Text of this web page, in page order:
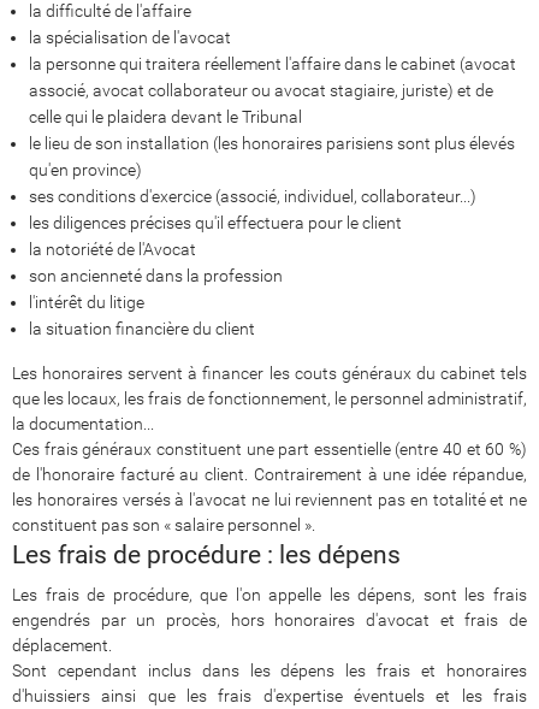
la difficulté de l'affaire
la spécialisation de l'avocat
la personne qui traitera réellement l'affaire dans le cabinet (avocat
associé, avocat collaborateur ou avocat stagiaire, juriste) et de
celle qui le plaidera devant le Tribunal
le lieu de son installation (les honoraires parisiens sont plus élevés
qu'en province)
ses conditions d'exercice (associé, individuel, collaborateur...)
les diligences précises qu'il effectuera pour le client
la notoriété de l'Avocat
son ancienneté dans la profession
l'intérêt du litige
la situation financière du client
Les honoraires servent à financer les couts généraux du cabinet tels
que les locaux, les frais de fonctionnement, le personnel administratif,
la documentation...
Ces frais généraux constituent une part essentielle (entre 40 et 60 %)
de l'honoraire facturé au client. Contrairement à une idée répandue,
les honoraires versés à l'avocat ne lui reviennent pas en totalité et ne
constituent pas son « salaire personnel ».
Les frais de procédure : les dépens
Les frais de procédure, que l'on appelle les dépens, sont les frais
engendrés par un procès, hors honoraires d'avocat et frais de
déplacement.
Sont cependant inclus dans les dépens les frais et honoraires
d'huissiers ainsi que les frais d'expertise éventuels et les frais